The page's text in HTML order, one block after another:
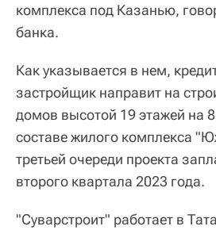
комплекса под Казанью,
банка.
Как указывается в нем,
застройщик направит на
домов высотой 19 этажей на
составе жилого комплекса
третьей очереди проекта
второго квартала 2023 года.
"Суварстроит" работает в